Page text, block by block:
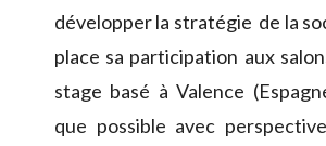
développer la stratégie de la
place sa participation aux
stage basé à Valence
que possible avec